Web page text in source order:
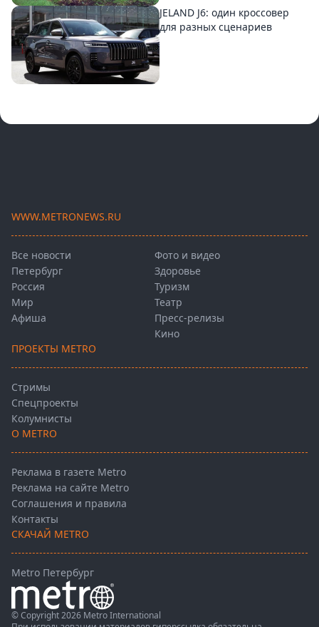
JELAND J6: один кроссовер
для разных сценариев
WWW.METRONEWS.RU
Все новости
Петербург
Россия
Мир
Афиша
Фото и видео
Здоровье
Туризм
Театр
Пресс-релизы
Кино
ПРОЕКТЫ METRO
Стримы
Спецпроекты
Колумнисты
О METRO
Реклама в газете Metro
Реклама на сайте Metro
Соглашения и правила
Контакты
СКАЧАЙ METRO
Metro Петербург
© Copyright 2026 Metro International